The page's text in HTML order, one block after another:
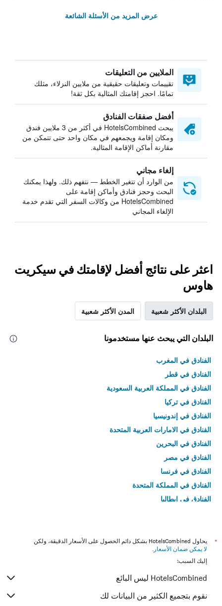
عرض المزيد من الأسئلة الشائعة
الملايين من التعليقات
تقييمات وتعليقات حقيقية من ملايين النزلاء، مثلك
تمامًا. احجز إقامتك المثالية بكل ثقة!
أفضل صفقات الفنادق
يبحث HotelsCombined في أكثر من 3 ملايين فندق
ومكان إقامة ويجمعهم في مكان واحد حتى تتمكن من
مقارنة أماكن الإقامة المثالية.
إلغاء مجاني
من الوارد أن تتغير الخطط — نتفهم ذلك. ولهذا يمكنك
البحث وحجز فنادق وأماكن إقامة على
HotelsCombined من وكالات السفر التي تقدم خدمة
الإلغاء المجاني
اعثر على نتائج أفضل لإقامتك في سيكريت
هاوس
البلدان الأكثر شعبية المدن الأكثر شعبية
البلدان التي يبحث عنها مستخدمونا
الفنادق في المغرب
الفنادق في قطر
الفنادق في المملكة العربية السعودية
الفنادق في تركيا
الفنادق في إندونيسيا
الفنادق في الامارات العربية المتحدة
الفنادق في البحرين
الفنادق في مصر
الفنادق في فرنسا
الفنادق في المملكة المتحدة
الفنادق في إيطاليا
*
يحاول HotelsCombined بشكل دائم الحصول على الأسعار الدقيقة، ولكن
لا يمكن ضمان الأسعار .
إليك السبب:
HotelsCombined ليس البائع
نقوم بتجميع الكثير من البيانات لك